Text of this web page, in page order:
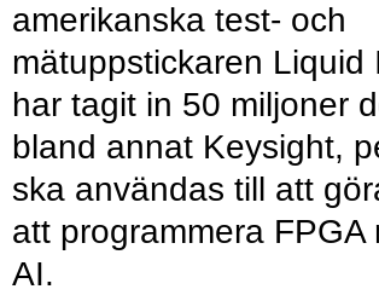
amerikanska test- och
mätuppstickaren Liquid
har tagit in 50 miljoner
bland annat Keysight,
ska användas till att
att programmera FPGA
AI.